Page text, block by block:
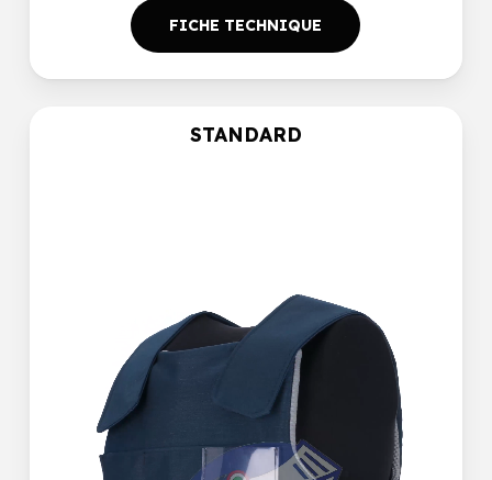
FICHE TECHNIQUE
STANDARD